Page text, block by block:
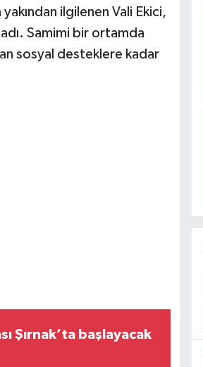
ilgilenen Vali Ekici,
Samimi bir ortamda
sosyal desteklere kadar
Şırnak’ta başlayacak